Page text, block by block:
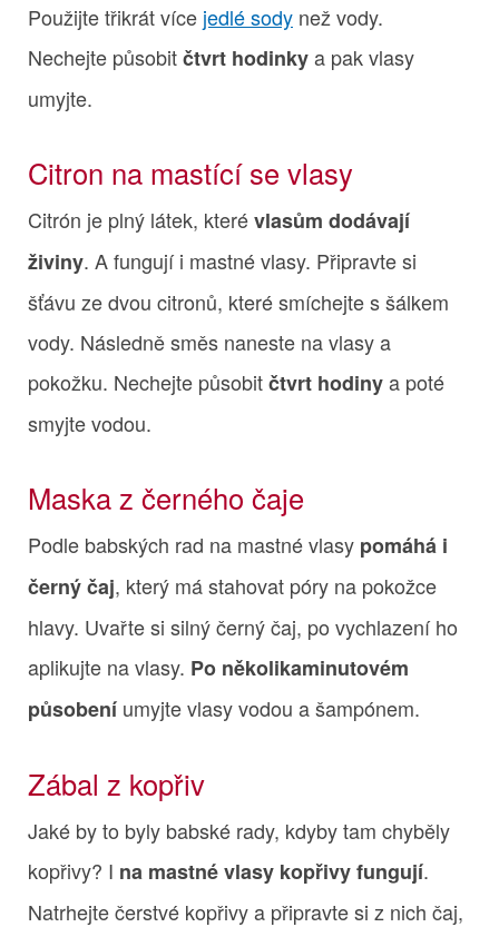
Použijte třikrát více jedlé sody než vody.
Nechejte působitčtvrt hodinkya pak vlasy
umyjte.
Citron na mastící se vlasy
Citrón je plný látek, kterévlasům dodávají
živiny. A fungují i mastné vlasy. Připravte si
šťávu ze dvou citronů, které smíchejte s šálkem
vody. Následně směs naneste na vlasy a
pokožku. Nechejte působitčtvrt hodinya poté
smyjte vodou.
Maska z černého čaje
Podle babských rad na mastné vlasy pomáhá i
černý čaj, který má stahovat póry na pokožce
hlavy. Uvařte si silný černý čaj, po vychlazení ho
aplikujte na vlasy. Po několikaminutovém
působení umyjte vlasy vodou a šampónem.
Zábal z kopřiv
Jaké by to byly babské rady, kdyby tam chyběly
kopřivy? I na mastné vlasy kopřivy fungují.
Natrhejte čerstvé kopřivy a připravte si z nich čaj,